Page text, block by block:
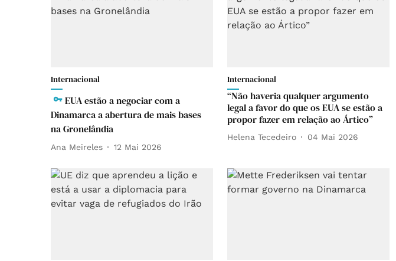
Internacional
EUA estão a negociar com a
Dinamarca a abertura de mais bases
na Gronelândia
Ana Meireles 12 Mai 2026
Internacional
“Não haveria qualquer argumento
legal a favor do que os EUA se estão a
propor fazer em relação ao Ártico”
Helena Tecedeiro 04 Mai 2026